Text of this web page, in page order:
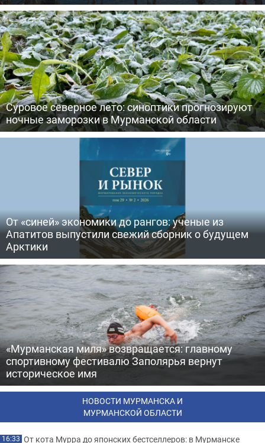
Суровое северное лето: синоптики прогнозируют
ночные заморозки в Мурманской области
От «синей» экономики до рангов: ученые из
Апатитов выпустили свежий сборник о будущем
Арктики
«Мурманская миля» возвращается: главному
спортивному фестивалю Заполярья вернут
историческое имя
НОВОСТИ МУРМАНСКА И
МУРМАНСКОЙ ОБЛАСТИ
16:33 От кота Мурра до японских бестселлеров: в Мурманске